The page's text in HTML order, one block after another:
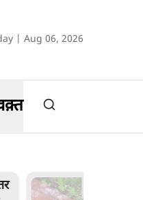
| Aug 06, 2026